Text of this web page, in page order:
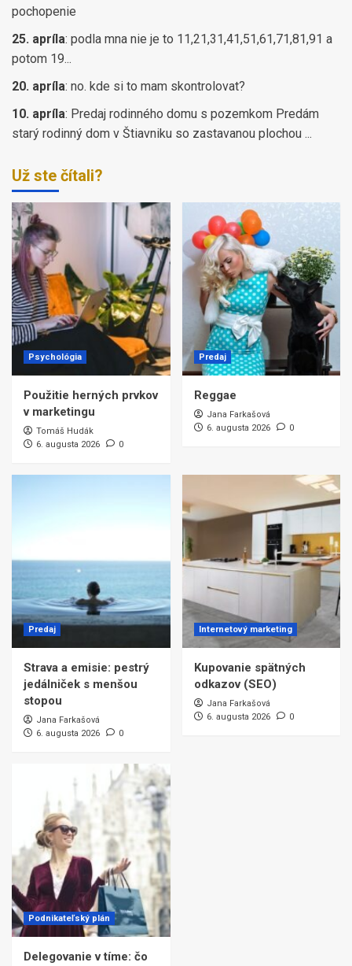
pochopenie
25. apríla: podla mna nie je to 11,21,31,41,51,61,71,81,91 a
potom 19...
20. apríla: no. kde si to mam skontrolovat?
10. apríla: Predaj rodinného domu s pozemkom Predám
starý rodinný dom v Štiavniku so zastavanou plochou ...
Už ste čítali?
Psychológia
Použitie herných prvkov
v marketingu
Tomáš Hudák
6. augusta 2026
0
Predaj
Reggae
Jana Farkašová
6. augusta 2026
0
Predaj
Strava a emisie: pestrý
jedálniček s menšou
stopou
Jana Farkašová
6. augusta 2026
0
Internetový marketing
Kupovanie spätných
odkazov (SEO)
Jana Farkašová
6. augusta 2026
0
Podnikateľský plán
Delegovanie v tíme: čo